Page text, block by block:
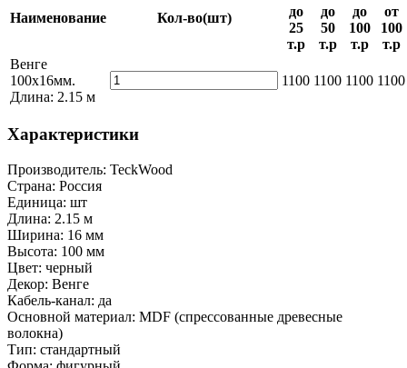
Наименование Кол-во(шт)
до
25
т.р
до
50
т.р
до
100
т.р
от
100
т.р
Венге
100х16мм.
Длина: 2.15 м
1100 1100 1100 1100
Характеристики
Производитель: TeckWood
Страна: Россия
Единица: шт
Длина: 2.15 м
Ширина: 16 мм
Высота: 100 мм
Цвет: черный
Декор: Венге
Кабель-канал: да
Основной материал: MDF (спрессованные древесные
волокна)
Тип: стандартный